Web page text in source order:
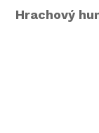
Hrachový